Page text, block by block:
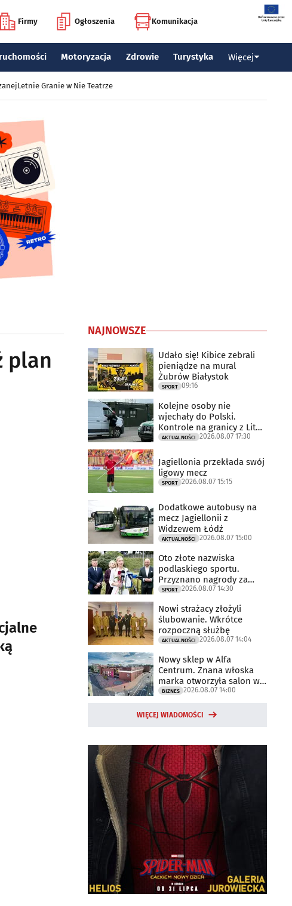
Firmy Ogłoszenia Komunikacja
Motoryzacja Zdrowie Turystyka Więcej
Letnie Granie w Nie Teatrze
plan
NAJNOWSZE
Udało się! Kibice zebrali
pieniądze na mural
Żubrów Białystok
SPORT 09:16
Kolejne osoby nie
wjechały do Polski.
Kontrole na granicy z Litwą
trwają
AKTUALNOŚCI 2026.08.07 17:30
Jagiellonia przekłada swój
ligowy mecz
SPORT 2026.08.07 15:15
Dodatkowe autobusy na
mecz Jagiellonii z
Widzewem Łódź
AKTUALNOŚCI 2026.08.07 15:00
Oto złote nazwiska
podlaskiego sportu.
Przyznano nagrody za
2025 rok
SPORT 2026.08.07 14:30
Nowi strażacy złożyli
ślubowanie. Wkrótce
rozpoczną służbę
AKTUALNOŚCI 2026.08.07 14:04
Nowy sklep w Alfa
Centrum. Znana włoska
marka otworzyła salon w
Białymstoku
BIZNES 2026.08.07 14:00
WIĘCEJ WIADOMOŚCI